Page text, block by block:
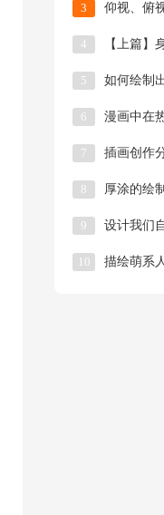
3 仰视、俯
4 【上篇】
5 如何绘制
6 漫画中在
7 插画创作
8 厚涂的绘
9 设计我们
10 描绘萌系